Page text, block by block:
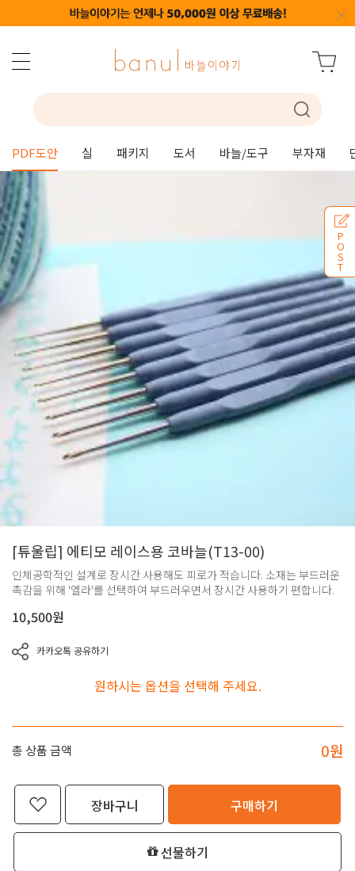
PDF도안 실 패키지 도서 바늘/도구 부자재
P
O
S
T
[튜울립] 에티모 레이스용 코바늘(T13-00)
인체공학적인 설계로 장시간 사용해도 피로가 적습니다. 소재는 부드러운
촉감을 위해 '엘라'를 선택하여 부드러우면서 장시간 사용하기 편합니다.
10,500원
카카오톡 공유하기
원하시는 옵션을 선택해 주세요.
총 상품 금액 0원
장바구니 구매하기
선물하기